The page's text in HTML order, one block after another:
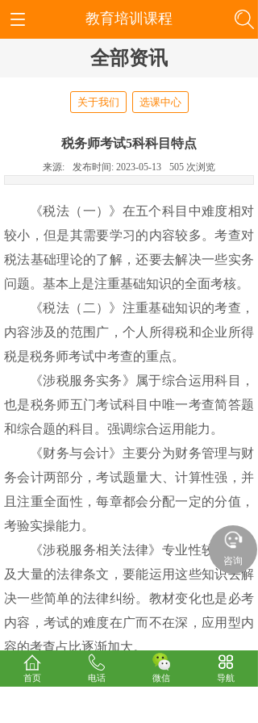
全部资讯
关于我们 选课中心
税务师考试5科科目特点
来源: 发布时间: 2023-05-13 505 次浏览
《税法（一）》在五个科目中难度相对
较小，但是其需要学习的内容较多。考查对
税法基础理论的了解，还要去解决一些实务
问题。基本上是注重基础知识的全面考核。
《税法（二）》注重基础知识的考查，
内容涉及的范围广，个人所得税和企业所得
税是税务师考试中考查的重点。
《涉税服务实务》属于综合运用科目，
也是税务师五门考试科目中唯一考查简答题
和综合题的科目。强调综合运用能力。
《财务与会计》主要分为财务管理与财
务会计两部分，考试题量大、计算性强，并
且注重全面性，每章都会分配一定的分值，
考验实操能力。
《涉税服务相关法律》专业性较强，涉
及大量的法律条文，要能运用这些知识去解
决一些简单的法律纠纷。教材变化也是必考
内容，考试的难度在广而不在深，应用型内
容的考查占比逐渐加大。
教育培训课程
首页 电话 微信 导航
咨询